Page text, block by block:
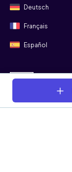
Deutsch
Français
Español